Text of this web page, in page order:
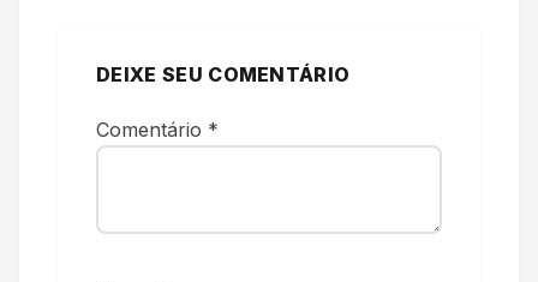
DEIXE SEU COMENTÁRIO
Comentário *